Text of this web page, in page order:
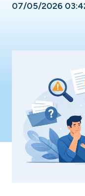
07/05/2026